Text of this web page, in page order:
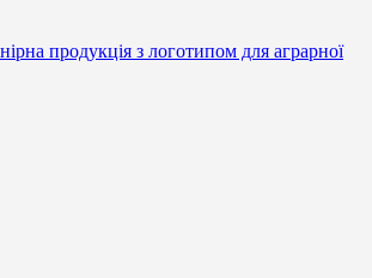
продукція з логотипом для аграрної